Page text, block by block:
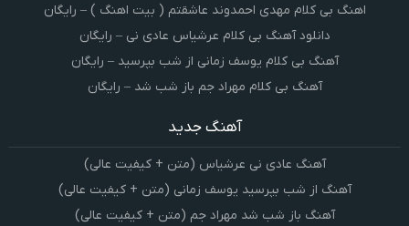
اهنگ بی کلام مهدی احمدوند عاشقتم ( بیت اهنگ ) – رایگان
دانلود آهنگ بی کلام عرشیاس عادی نی – رایگان
آهنگ بی کلام یوسف زمانی از شب بپرسید – رایگان
آهنگ بی کلام مهراد جم باز شب شد – رایگان
آهنگ جدید
آهنگ عادی نی عرشیاس (متن + کیفیت عالی)
آهنگ از شب بپرسید یوسف زمانی (متن + کیفیت عالی)
آهنگ باز شب شد مهراد جم (متن + کیفیت عالی)